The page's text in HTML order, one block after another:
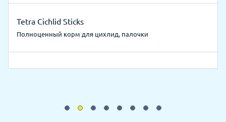
Tetra Cichlid Sticks
Полноценный корм для цихлид, палочки